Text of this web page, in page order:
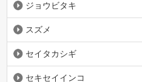
ジョウビタキ
スズメ
セイタカシギ
セキセイインコ